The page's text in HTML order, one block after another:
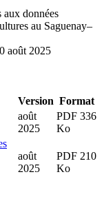
aux données
au Saguenay–
août 2025
Version Format
août
2025
PDF 336
Ko
août
2025
PDF 210
Ko